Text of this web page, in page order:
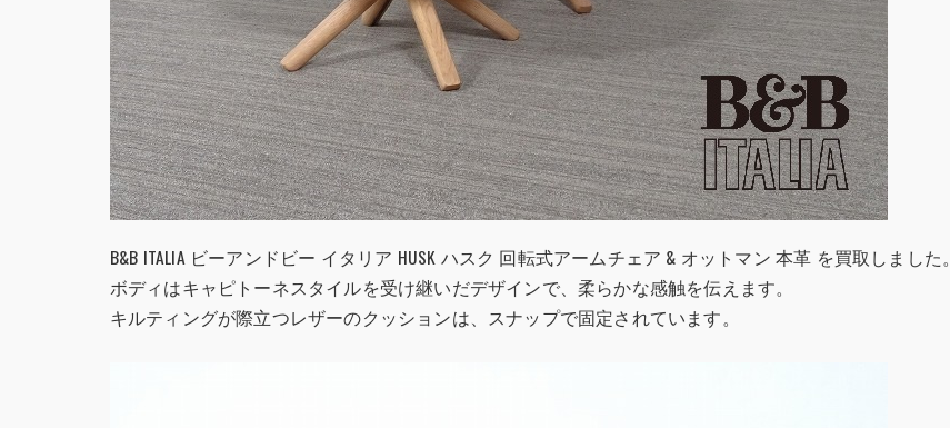
B&B ITALIA ビーアンドビー イタリア HUSK ハスク 回転式アームチェア & オットマン 本革 を買取しました。
ボディはキャピトーネスタイルを受け継いだデザインで、柔らかな感触を伝えます。
キルティングが際立つレザーのクッションは、スナップで固定されています。